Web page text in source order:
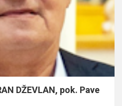
DŽEVLAN, pok. Pave